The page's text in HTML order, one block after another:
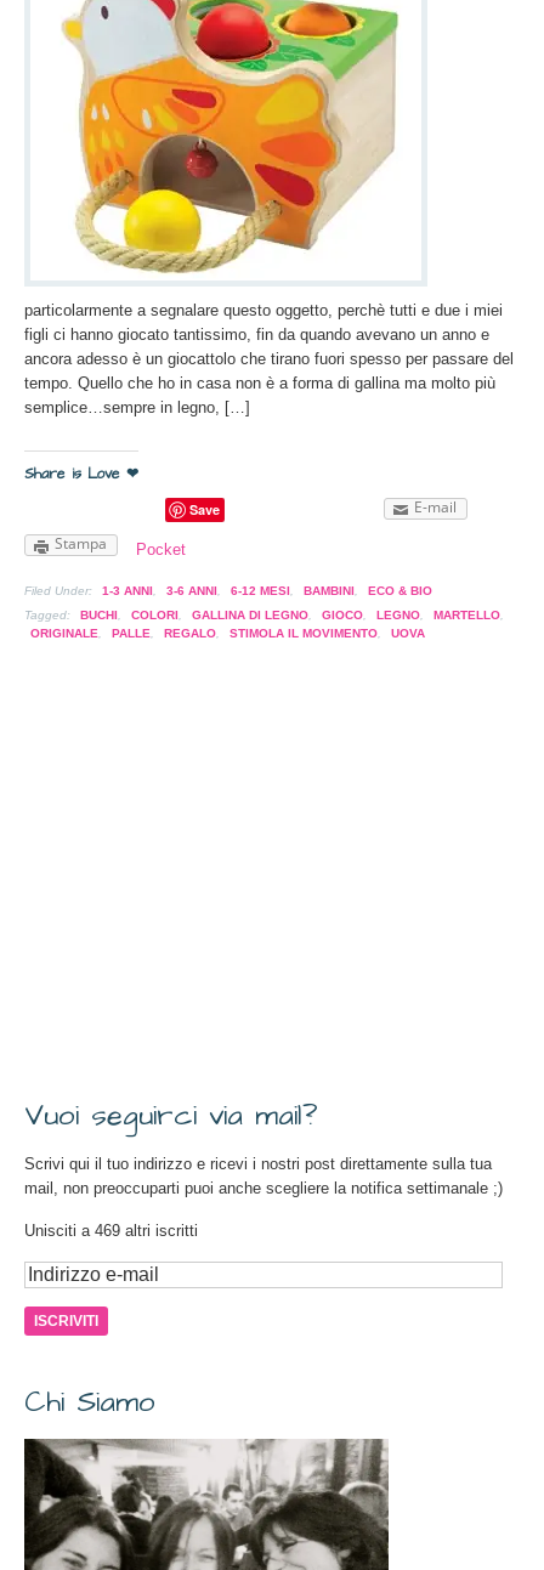
particolarmente a segnalare questo oggetto, perchè tutti e due i miei
figli ci hanno giocato tantissimo, fin da quando avevano un anno e
ancora adesso è un giocattolo che tirano fuori spesso per passare del
tempo. Quello che ho in casa non è a forma di gallina ma molto più
semplice…sempre in legno, […]
Share is Love ❤
Save
E-mail
Stampa
Pocket
Filed Under: 1-3 ANNI 3-6 ANNI 6-12 MESI BAMBINI
ECO & BIO
Tagged:
BUCHI COLORI GALLINA DI LEGNO GIOCO LEGNO MARTELLO
ORIGINALE
PALLE REGALO STIMOLA IL MOVIMENTO UOVA
Vuoi seguirci via mail?
Scrivi qui il tuo indirizzo e ricevi i nostri post direttamente sulla tua
mail, non preoccuparti puoi anche scegliere la notifica settimanale ;)
Unisciti a 469 altri iscritti
Chi Siamo